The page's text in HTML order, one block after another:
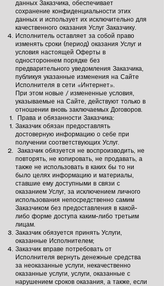
данных Заказчика, обеспечивает
сохранение конфиденциальности этих
данных и использует их исключительно для
качественного оказания Услуг Заказчику.
Исполнитель оставляет за собой право
изменять сроки (период) оказания Услуг и
условия настоящей Оферты в
одностороннем порядке без
предварительного уведомления Заказчика,
публикуя указанные изменения на Сайте
Исполнителя в сети «Интернет».
При этом новые / измененные условия,
указываемые на Сайте, действуют только в
отношении вновь заключаемых Договоров.
Права и обязанности Заказчика:
Заказчик обязан предоставлять
достоверную информацию о себе при
получении соответствующих Услуг.
Заказчик обязуется не воспроизводить, не
повторять, не копировать, не продавать, а
также не использовать в каких бы то ни
было целях информацию и материалы,
ставшие ему доступными в связи с
оказанием Услуг, за исключением личного
использования непосредственно самим
Заказчиком без предоставления в какой-
либо форме доступа каким-либо третьим
лицам.
Заказчик обязуется принять Услуги,
оказанные Исполнителем;
Заказчик вправе потребовать от
Исполнителя вернуть денежные средства
за неоказанные услуги, некачественно
оказанные услуги, услуги, оказанные с
нарушением сроков оказания, а также, если